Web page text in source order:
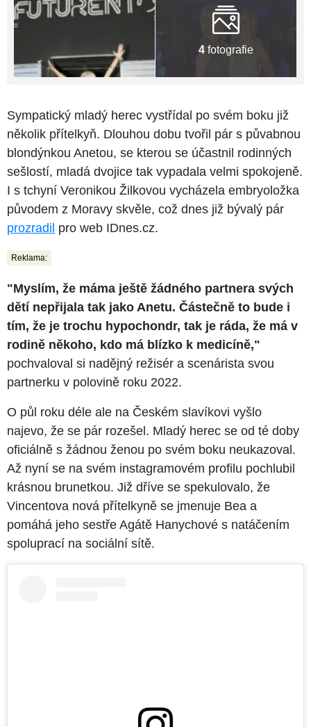
4 fotografie
Sympatický mladý herec vystřídal po svém boku již
několik přítelkyň. Dlouhou dobu tvořil pár s půvabnou
blondýnkou Anetou, se kterou se účastnil rodinných
sešlostí, mladá dvojice tak vypadala velmi spokojeně.
I s tchyní Veronikou Žilkovou vycházela embryoložka
původem z Moravy skvěle, což dnes již bývalý pár
prozradil pro web IDnes.cz.
Reklama:
"Myslím, že máma ještě žádného partnera svých
dětí nepřijala tak jako Anetu. Částečně to bude i
tím, že je trochu hypochondr, tak je ráda, že má v
rodině někoho, kdo má blízko k medicíně,"
pochvaloval si nadějný režisér a scenárista svou
partnerku v polovině roku 2022.
O půl roku déle ale na Českém slavíkovi vyšlo
najevo, že se pár rozešel. Mladý herec se od té doby
oficiálně s žádnou ženou po svém boku neukazoval.
Až nyní se na svém instagramovém profilu pochlubil
krásnou brunetkou. Již dříve se spekulovalo, že
Vincentova nová přítelkyně se jmenuje Bea a
pomáhá jeho sestře Agátě Hanychové s natáčením
spoluprací na sociální sítě.